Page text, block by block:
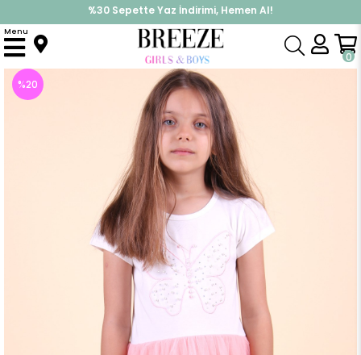
%30 Sepette Yaz İndirimi, Hemen Al!
İndirimlere ek %10 İndirimi Kap, Hemen Üye Ol!
0
Menu
Anasayfa Elbise Modelleri Yazlık Elbise Kız Çocuk Elbise İncili Kelebek Tüllü Somon (5 Yaş)
%20